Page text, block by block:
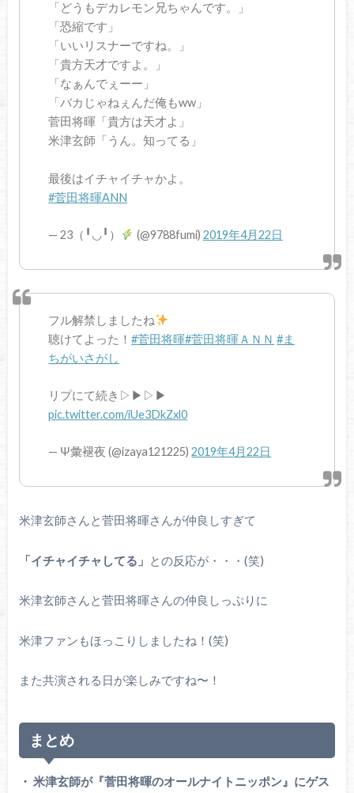
「どうもデカレモン兄ちゃんです。」
「恐縮です」
「いいリスナーですね。」
「貴方天才ですよ。」
「なぁんでぇーー」
「バカじゃねぇんだ俺もww」
菅田将暉「貴方は天才よ」
米津玄師「うん。知ってる」
最後はイチャイチャかよ。
#菅田将暉ANN
— 23（╹◡╹） (@9788fumi) 2019年4月22日
フル解禁しましたね
聴けてよった！#菅田将暉#菅田将暉ＡＮＮ #ま
ちがいさがし
リプにて続き▷▶︎▷▶︎
pic.twitter.com/iUe3DkZxl0
— Ψ彙褪夜 (@izaya121225)2019年4月22日
米津玄師さんと菅田将暉さんが仲良しすぎて
「イチャイチャしてる」 との反応が・・・(笑)
米津玄師さんと菅田将暉さんの仲良しっぷりに
米津ファンもほっこりしましたね！(笑)
また共演される日が楽しみですね〜！
まとめ
・ 米津玄師が『菅田将暉のオールナイトニッポン』にゲス